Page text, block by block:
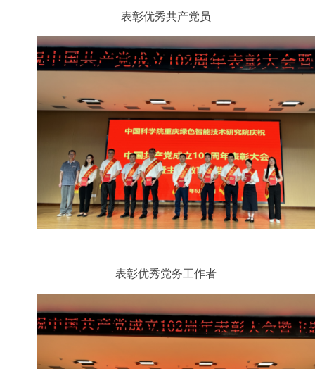
表彰优秀共产党员
表彰优秀党务工作者